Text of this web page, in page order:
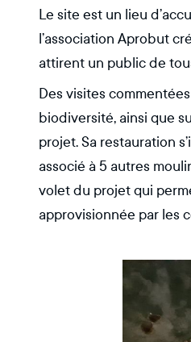
Le site est un lieu
l’association Aprobut
attirent un public de
Des visites
biodiversité, ainsi que
projet. Sa restauration
associé à 5 autres
volet du projet qui
approvisionnée par les